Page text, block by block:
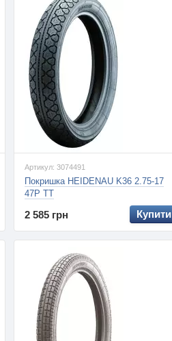
Артикул: 3074491
Покришка HEIDENAU K36 2.75-17
47P TT
2 585 грн Купити